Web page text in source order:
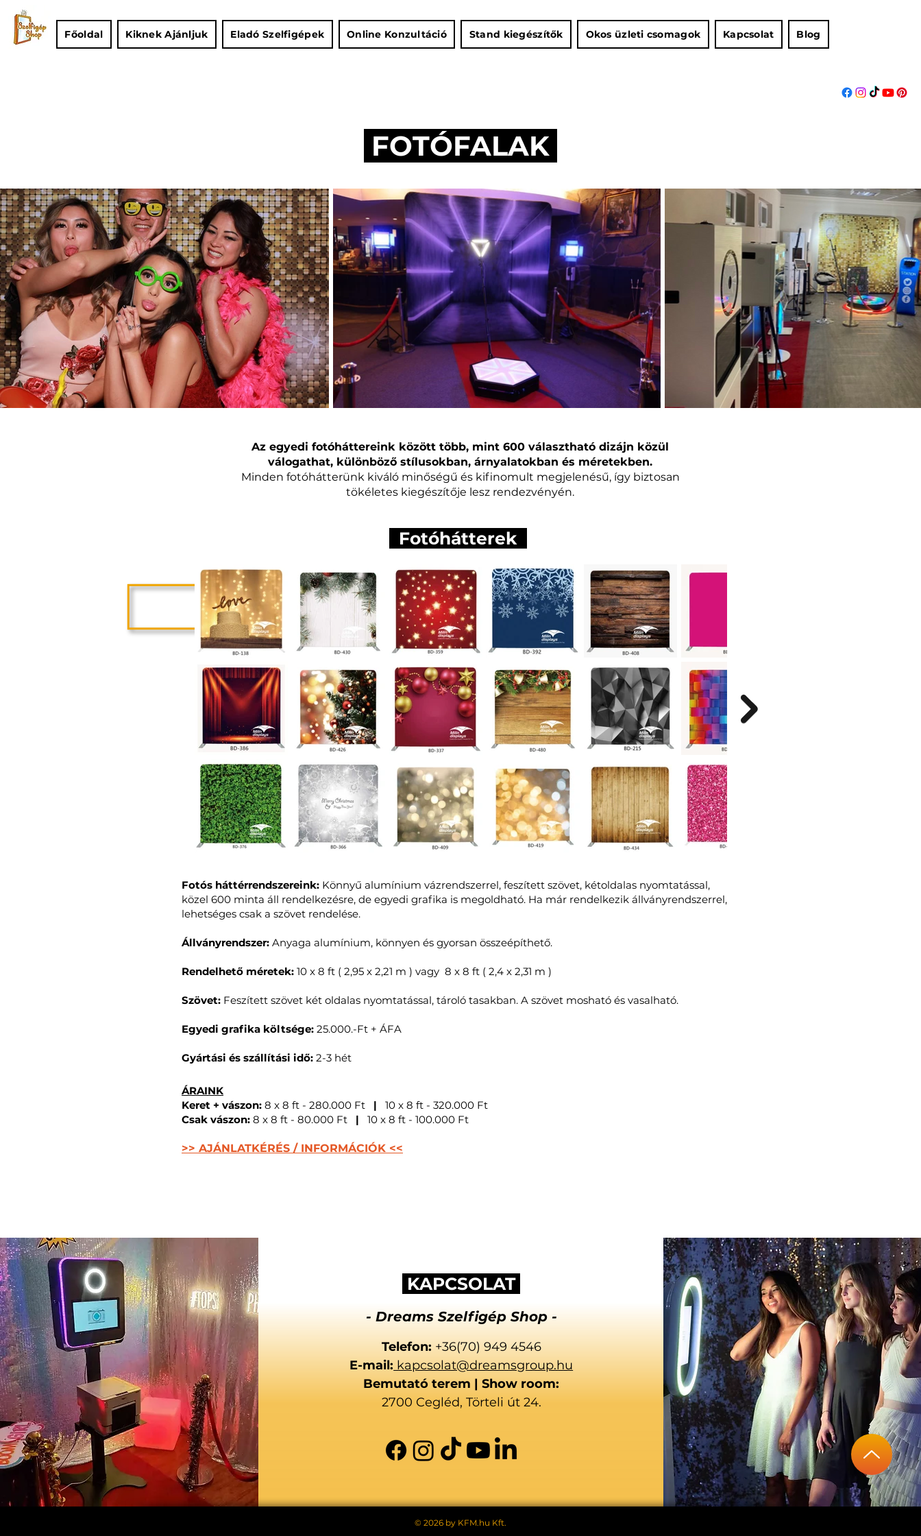
Főoldal Kiknek Ajánljuk Eladó Szelfigépek Online Konzultáció Stand kiegészítők Okos üzleti csomagok Kapcsolat Blog
FOTÓFALAK
Az egyedi fotóháttereink között több, mint 600 választható dizájn közül
válogathat, különböző stílusokban, árnyalatokban és méretekben.
Minden fotóhátterünk kiváló minőségű és kifinomult megjelenésű, így biztosan
tökéletes kiegészítője lesz rendezvényén.
Fotóhátterek
Fotós háttérrendszereink: Könnyű alumínium vázrendszerrel, feszített szövet, kétoldalas nyomtatással,
közel 600 minta áll rendelkezésre, de egyedi grafika is megoldható. Ha már rendelkezik állványrendszerrel,
lehetséges csak a szövet rendelése.
Állványrendszer: Anyaga alumínium, könnyen és gyorsan összeépíthető.
Rendelhető méretek: 10 x 8 ft ( 2,95 x 2,21 m ) vagy 8 x 8 ft ( 2,4 x 2,31 m )
Szövet: Feszített szövet két oldalas nyomtatással, tároló tasakban. A szövet mosható és vasalható.
Egyedi grafika költsége: 25.000.-Ft + ÁFA
Gyártási és szállítási idő: 2-3 hét
ÁRAINK
Keret + vászon: 8 x 8 ft - 280.000 Ft |
10 x 8 ft - 320.000 Ft
Csak vászon: 8 x 8 ft - 80.000 Ft | 10 x 8 ft - 100.000 Ft
>> AJÁNLATKÉRÉS / INFORMÁCIÓK <<
KAPCSOLAT
- Dreams Szelfigép Shop -
Telefon:+36(70) 949 4546
E-mail: kapcsolat@dreamsgroup.hu
Bemutató terem | Show room:
2700 Cegléd, Törteli út 24.
© 2026 by KFM.hu Kft.